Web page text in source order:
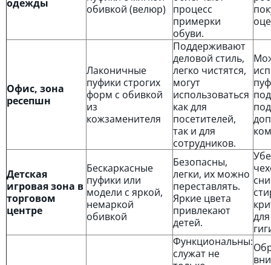
одежды
обивкой (велюр)
процесс
примерки
обуви.
Офис, зона
ресепшн
Лаконичные
пуфики строгих
форм с обивкой
из
кожзаменителя
Поддерживают
деловой стиль,
легко чистятся,
могут
использоваться
как для
посетителей,
так и для
сотрудников.
Детская
игровая зона в
торговом
центре
Бескаркасные
пуфики или
модели с яркой,
немаркой
обивкой
Безопасны,
легки, их можно
переставлять.
Яркие цвета
привлекают
детей.
Функциональны:
служат не